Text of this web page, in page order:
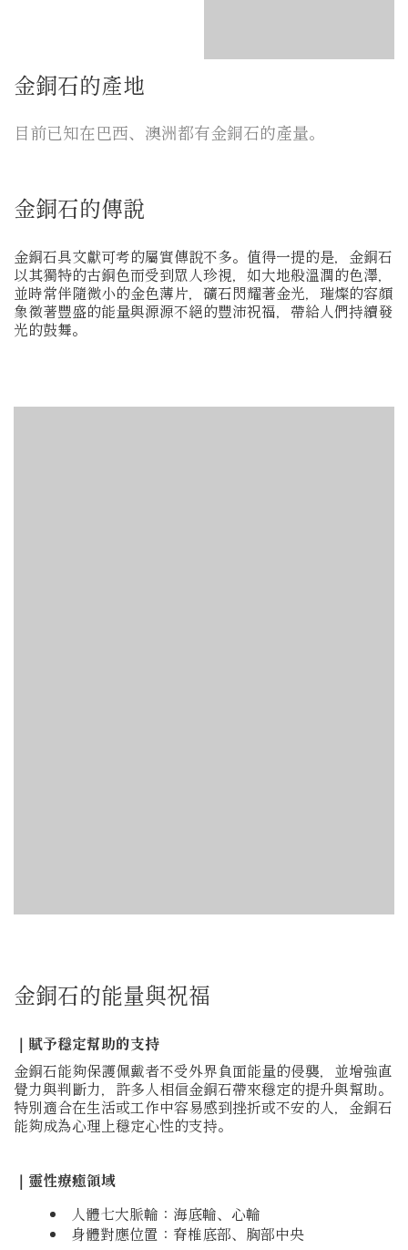
金銅石的產地
目前已知在巴西、澳洲都有金銅石的產量。
金銅石的傳說
金銅石具文獻可考的屬實傳說不多。值得一提的是，金銅石
以其獨特的古銅色而受到眾人珍視，如大地般溫潤的色澤，
並時常伴隨微小的金色薄片，礦石閃耀著金光，璀燦的容顏
象徵著豐盛的能量與源源不絕的豐沛祝福，帶給人們持續發
光的鼓舞。
金銅石的能量與祝福
｜賦予穩定幫助的支持
金銅石能夠保護佩戴者不受外界負面能量的侵襲，並增強直
覺力與判斷力，許多人相信金銅石帶來穩定的提升與幫助。
特別適合在生活或工作中容易感到挫折或不安的人，金銅石
能夠成為心理上穩定心性的支持。
｜靈性療癒領域
人體七大脈輪：海底輪、心輪
身體對應位置：脊椎底部、胸部中央